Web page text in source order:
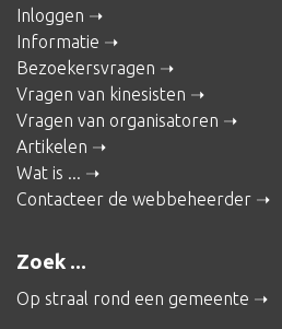
Inloggen
Informatie
Bezoekersvragen
Vragen van kinesisten
Vragen van organisatoren
Artikelen
Wat is ...
Contacteer de webbeheerder
Zoek ...
Op straal rond een gemeente